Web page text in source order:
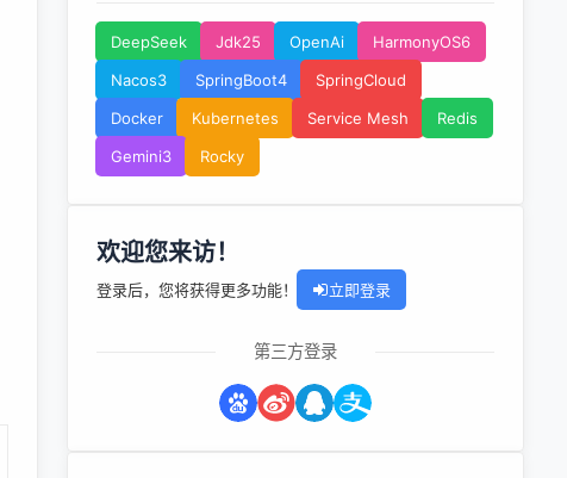
DeepSeek Jdk25 OpenAi
HarmonyOS6
Nacos3
SpringBoot4
SpringCloud
Docker
Kubernetes Service Mesh
Redis
Gemini3
Rocky
欢迎您来访！
登录后，您将获得更多功能！ 立即登录
第三方登录